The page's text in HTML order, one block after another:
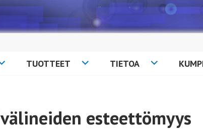
TUOTTEET TIETOA
esteettömyys